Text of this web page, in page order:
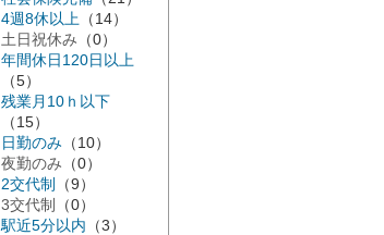
4週8休以上 （14）
土日祝休み （0）
年間休日120日以上
（5）
残業月10ｈ以下
（15）
日勤のみ （10）
夜勤のみ （0）
2交代制
（9）
3交代制
（0）
駅近5分以内 （3）